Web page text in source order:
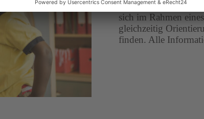
Für Menschen aller
sich im Rahmen
gleichzeitig
finden. Alle